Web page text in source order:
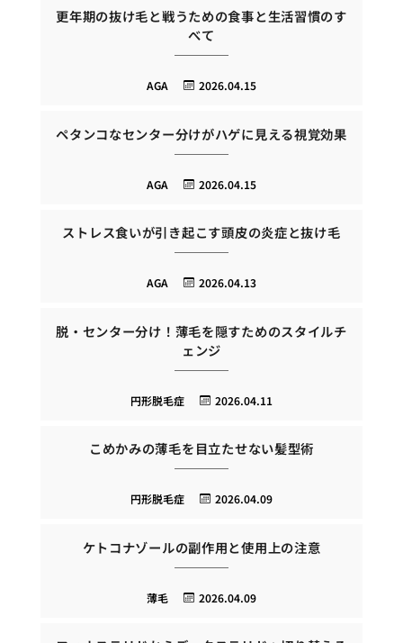
更年期の抜け毛と戦うための食事と生活習慣のす
べて
2026.04.15
AGA
ペタンコなセンター分けがハゲに見える視覚効果
2026.04.15
AGA
ストレス食いが引き起こす頭皮の炎症と抜け毛
2026.04.13
AGA
脱・センター分け！薄毛を隠すためのスタイルチ
ェンジ
2026.04.11
円形脱毛症
こめかみの薄毛を目立たせない髪型術
2026.04.09
円形脱毛症
ケトコナゾールの副作用と使用上の注意
2026.04.09
薄毛